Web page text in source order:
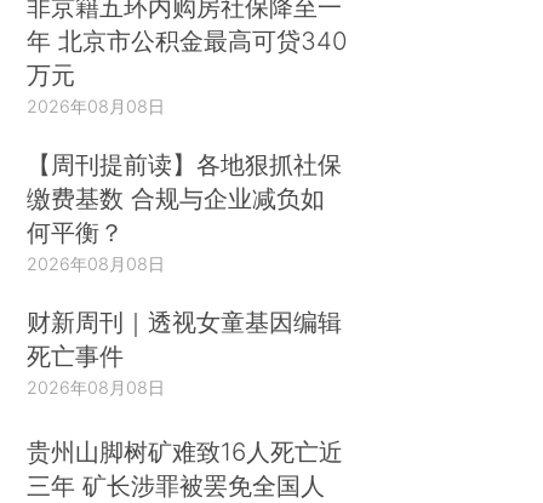
非京籍五环内购房社保降至一
年 北京市公积金最高可贷340
万元
2026年08月08日
【周刊提前读】各地狠抓社保
缴费基数 合规与企业减负如
何平衡？
2026年08月08日
财新周刊｜透视女童基因编辑
死亡事件
2026年08月08日
贵州山脚树矿难致16人死亡近
三年 矿长涉罪被罢免全国人